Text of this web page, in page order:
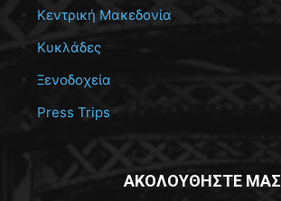
Κεντρική Μακεδονία
Κυκλάδες
Ξενοδοχεία
Press Trips
ΑΚΟΛΟΥΘΗΣΤΕ ΜΑΣ